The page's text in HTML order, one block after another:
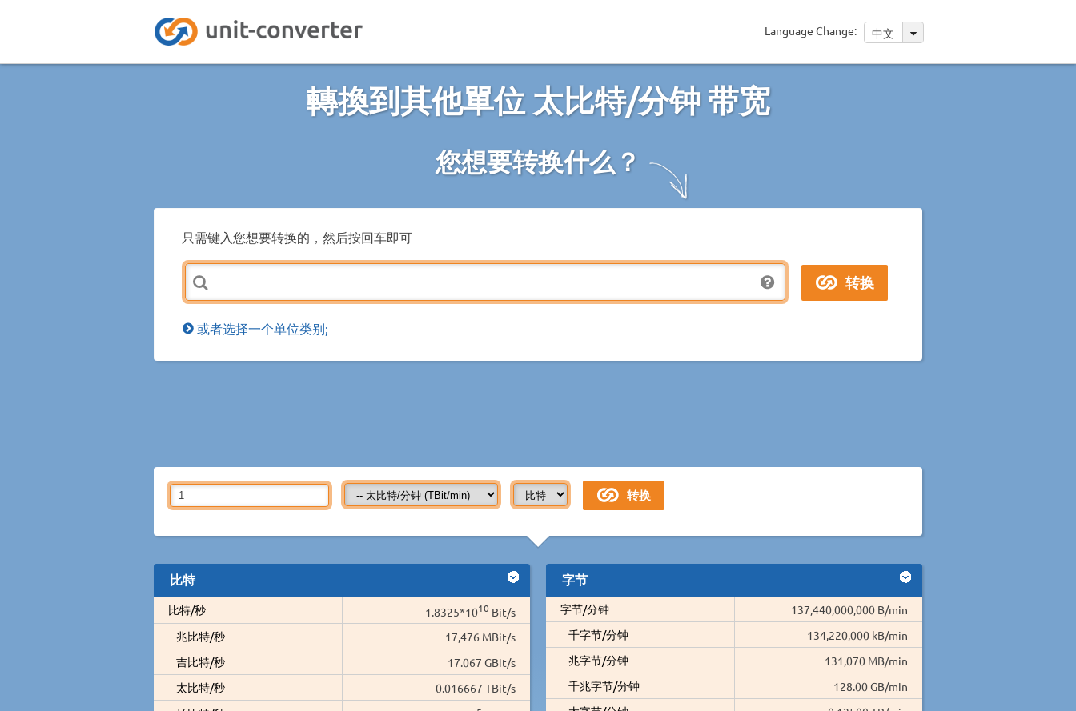
Language Change: 中文
轉換到其他單位 太比特/分钟 带宽
您想要转换什么？
只需键入您想要转换的，然后按回车即可
或者选择一个单位类别;
比特
比特/秒 1.8325*1010 Bit/s
兆比特/秒
17,476 MBit/s
吉比特/秒
17.067 GBit/s
太比特/秒
0.016667 TBit/s
字节
字节/分钟
137,440,000,000 B/min
千字节/分钟
134,220,000 kB/min
兆字节/分钟
131,070 MB/min
千兆字节/分钟
128.00 GB/min